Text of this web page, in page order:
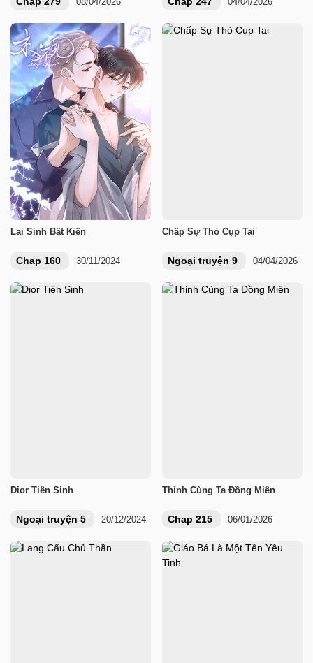
Lai Sinh Bất Kiến
Chap 160 30/11/2024
Chấp Sự Thỏ Cụp Tai
Ngoại truyện 9 04/04/2026
Dior Tiên Sinh
Ngoại truyện 5 20/12/2024
Thỉnh Cùng Ta Đồng Miên
Chap 215 06/01/2026